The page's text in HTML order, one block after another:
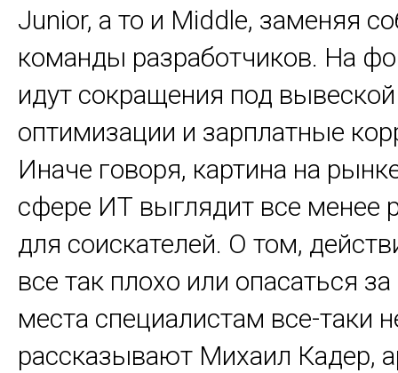
Junior, а то и Middle, заменяя
команды разработчиков. На
идут сокращения под вывеской
оптимизации и зарплатные
Иначе говоря, картина на
сфере ИТ выглядит все менее
для соискателей. О том,
все так плохо или опасаться
места специалистам все-таки
рассказывают Михаил Кадер,